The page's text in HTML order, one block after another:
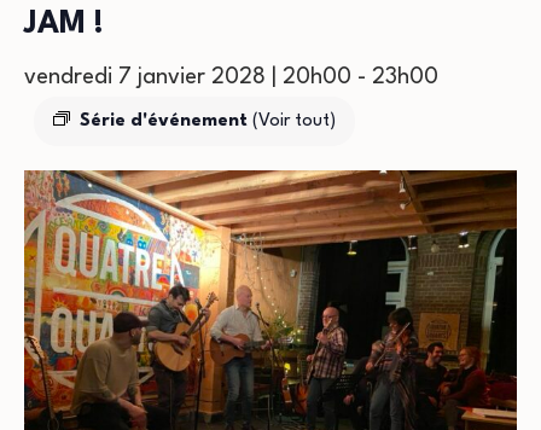
JAM !
vendredi 7 janvier 2028 | 20h00 - 23h00
Série d'événement (Voir tout)